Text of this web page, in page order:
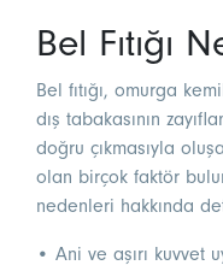
Bel Fıtığı
Bel fıtığı, omurga
dış tabakasının
doğru çıkmasıyla
olan birçok faktör
nedenleri hakkında
• Ani ve aşırı kuvvet